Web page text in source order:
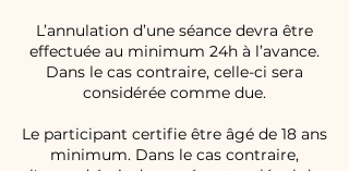
L’annulation d’une séance devra être
effectuée au minimum 24h à l’avance.
Dans le cas contraire, celle-ci sera
considérée comme due.
Le participant certifie être âgé de 18 ans
minimum. Dans le cas contraire,